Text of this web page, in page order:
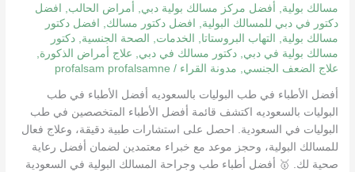
مسالك بولية
أفضل مركز مسالك بولية دبي أمراض الحالب
افضل
دكتور في دبي للمسالك البولية
افضل دكتور مسالك
افضل دكتور
مسالك بولية
التهاب البروستاتا الخدمات الصحة الجنسية ,دكتور
مسالك بولية في دبي ,دكتور مسالك في دبي علاج أمراض الذكورة
علاج الضعف الجنسي
مدونة القراء /
profalsam profalsamne
أفضل الأطباء في طب البوليات بالسعوديه أفضل الأطباء في طب
البوليات بالسعوديه اكتشف قائمة أفضل الأطباء المتخصصين في طب
البوليات في السعودية. احصل على استشارات طبية دقيقة، وعلاج فعال
للمسالك البولية، وحجز موعد مع خبراء معتمدين لضمان أفضل رعاية
صحية لك. 🥇 أفضل أطباء طب وجراحة المسالك البولية في السعودية
–
خبراء
علاج
المسالك
البولية